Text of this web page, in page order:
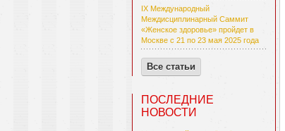
IX Международный
Междисциплинарный Саммит
«Женское здоровье» пройдет в
Москве с 21 по 23 мая 2025 года
Все статьи
ПОСЛЕДНИЕ
НОВОСТИ